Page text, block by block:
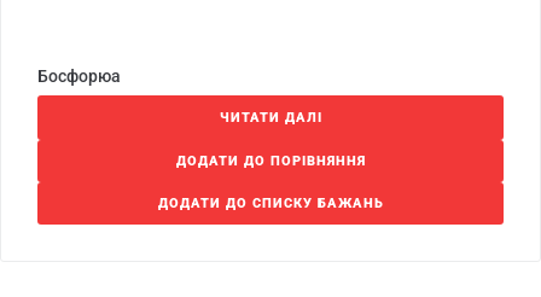
Босфорюа
ЧИТАТИ ДАЛІ
ДОДАТИ ДО ПОРІВНЯННЯ
ДОДАТИ ДО СПИСКУ БАЖАНЬ